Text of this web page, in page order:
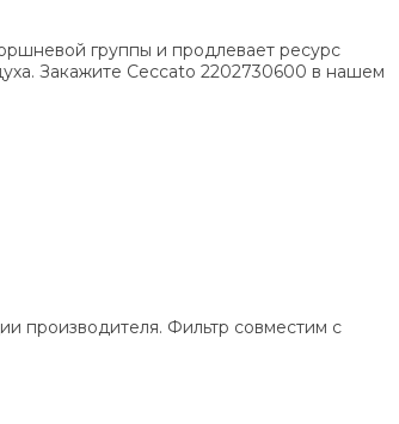
группы и продлевает ресурс
Закажите Ceccato 2202730600 в нашем
производителя. Фильтр совместим с